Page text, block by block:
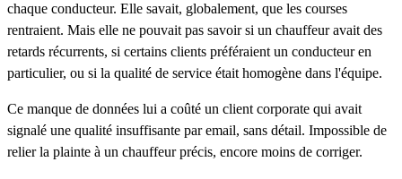
chaque conducteur. Elle savait, globalement, que les courses
rentraient. Mais elle ne pouvait pas savoir si un chauffeur avait des
retards récurrents, si certains clients préféraient un conducteur en
particulier, ou si la qualité de service était homogène dans l'équipe.
Ce manque de données lui a coûté un client corporate qui avait
signalé une qualité insuffisante par email, sans détail. Impossible de
relier la plainte à un chauffeur précis, encore moins de corriger.